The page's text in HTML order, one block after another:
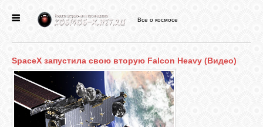
НОВОСТИ
ФОРУМ
Все о космосе
SpaceX запустила свою вторую Falcon Heavy (Видео)